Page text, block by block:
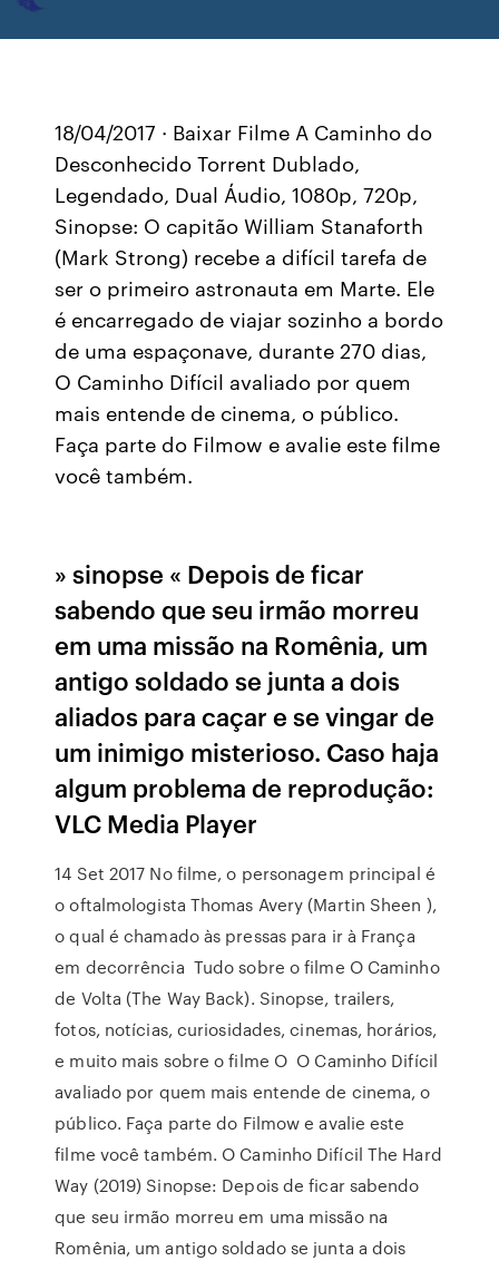
18/04/2017 · Baixar Filme A Caminho do
Desconhecido Torrent Dublado,
Legendado, Dual Áudio, 1080p, 720p,
Sinopse: O capitão William Stanaforth
(Mark Strong) recebe a difícil tarefa de
ser o primeiro astronauta em Marte. Ele
é encarregado de viajar sozinho a bordo
de uma espaçonave, durante 270 dias,
O Caminho Difícil avaliado por quem
mais entende de cinema, o público.
Faça parte do Filmow e avalie este filme
você também.
» sinopse « Depois de ficar
sabendo que seu irmão morreu
em uma missão na Romênia, um
antigo soldado se junta a dois
aliados para caçar e se vingar de
um inimigo misterioso. Caso haja
algum problema de reprodução:
VLC Media Player
14 Set 2017 No filme, o personagem principal é
o oftalmologista Thomas Avery (Martin Sheen ),
o qual é chamado às pressas para ir à França
em decorrência Tudo sobre o filme O Caminho
de Volta (The Way Back). Sinopse, trailers,
fotos, notícias, curiosidades, cinemas, horários,
e muito mais sobre o filme O O Caminho Difícil
avaliado por quem mais entende de cinema, o
público. Faça parte do Filmow e avalie este
filme você também. O Caminho Difícil The Hard
Way (2019) Sinopse: Depois de ficar sabendo
que seu irmão morreu em uma missão na
Romênia, um antigo soldado se junta a dois